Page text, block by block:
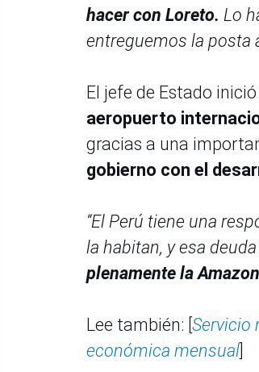
hacer con Loreto. Lo
entreguemos la posta
El jefe de Estado
aeropuerto
gracias a una
gobierno con el
“El Perú tiene una
la habitan, y esa
plenamente la
Lee también: [Servicio
económica mensual]